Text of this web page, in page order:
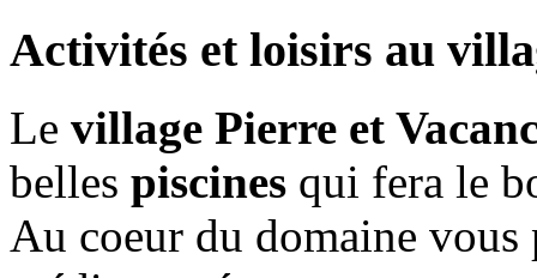
Activités et loisirs au
Le village Pierre et
belles piscines qui fera le
Au coeur du domaine